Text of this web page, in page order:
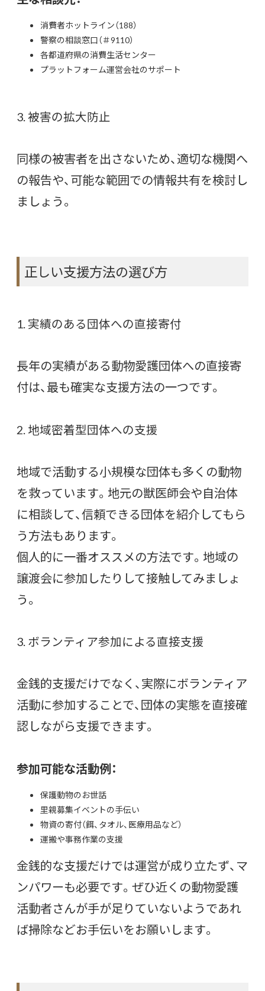
消費者ホットライン（188）
警察の相談窓口（＃9110）
各都道府県の消費生活センター
プラットフォーム運営会社のサポート
3. 被害の拡大防止
同様の被害者を出さないため、適切な機関へ
の報告や、可能な範囲での情報共有を検討し
ましょう。
正しい支援方法の選び方
1. 実績のある団体への直接寄付
長年の実績がある動物愛護団体への直接寄
付は、最も確実な支援方法の一つです。
2. 地域密着型団体への支援
地域で活動する小規模な団体も多くの動物
を救っています。地元の獣医師会や自治体
に相談して、信頼できる団体を紹介してもら
う方法もあります。
個人的に一番オススメの方法です。地域の
譲渡会に参加したりして接触してみましょ
う。
3. ボランティア参加による直接支援
金銭的支援だけでなく、実際にボランティア
活動に参加することで、団体の実態を直接確
認しながら支援できます。
参加可能な活動例：
保護動物のお世話
里親募集イベントの手伝い
物資の寄付（餌、タオル、医療用品など）
運搬や事務作業の支援
金銭的な支援だけでは運営が成り立たず、マ
ンパワーも必要です。ぜひ近くの動物愛護
活動者さんが手が足りていないようであれ
ば掃除などお手伝いをお願いします。